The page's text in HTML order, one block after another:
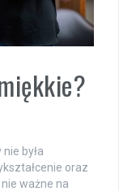
była
oraz
ważne na